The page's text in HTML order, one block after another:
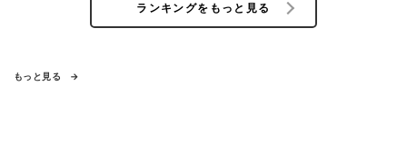
ランキングをもっと見る
もっと見る